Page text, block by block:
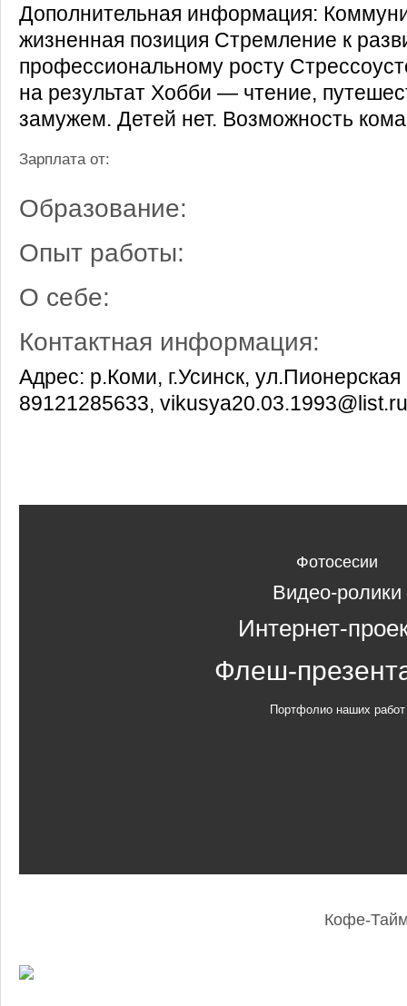
Дополнительная информация:
жизненная позиция Стремление к
профессиональному росту
на результат Хобби — чтение,
замужем. Детей нет. Возможность
Зарплата от:
Образование:
Опыт работы:
О себе:
Контактная информация:
Адрес: р.Коми, г.Усинск,
89121285633, vikusya20.03.1993@list.ru
Фотосесии
Видео-ролики
Интернет-
Флеш-
Портфолио наших работ
Кофе-